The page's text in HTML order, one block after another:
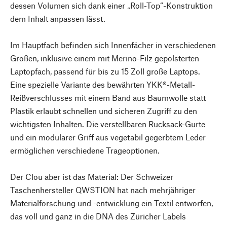
dessen Volumen sich dank einer „Roll-Top“-Konstruktion
dem Inhalt anpassen lässt.
Im Hauptfach befinden sich Innenfächer in verschiedenen
Größen, inklusive einem mit Merino-Filz gepolsterten
Laptopfach, passend für bis zu 15 Zoll große Laptops.
Eine spezielle Variante des bewährten YKK®-Metall-
Reißverschlusses mit einem Band aus Baumwolle statt
Plastik erlaubt schnellen und sicheren Zugriff zu den
wichtigsten Inhalten. Die verstellbaren Rucksack-Gurte
und ein modularer Griff aus vegetabil gegerbtem Leder
ermöglichen verschiedene Trageoptionen.
Der Clou aber ist das Material: Der Schweizer
Taschenhersteller QWSTION hat nach mehrjähriger
Materialforschung und -entwicklung ein Textil entworfen,
das voll und ganz in die DNA des Züricher Labels